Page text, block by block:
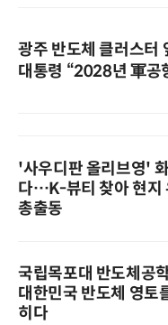
광주 반도체 클러스
대통령 “2028년 軍공
'사우디판 올리브영'
다…K-뷰티 찾아 현지
총출동
국립목포대 반도체공
대한민국 반도체 영토
히다